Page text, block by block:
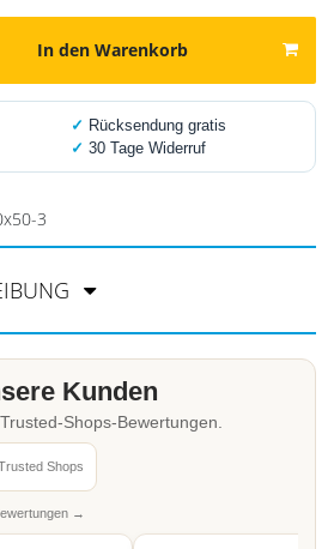
In den Warenkorb
✓ Rücksendung gratis
✓ 30 Tage Widerruf
3
Kunden
Shops-Bewertungen.
Shops
→